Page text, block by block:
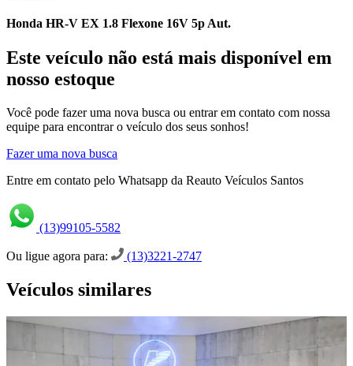
Honda HR-V EX 1.8 Flexone 16V 5p Aut.
Este veículo não está mais disponível em
nosso estoque
Você pode fazer uma nova busca ou entrar em contato com nossa
equipe para encontrar o veículo dos seus sonhos!
Fazer uma nova busca
Entre em contato pelo Whatsapp da Reauto Veículos Santos
(13)99105-5582
Ou ligue agora para: (13)3221-2747
Veículos similares